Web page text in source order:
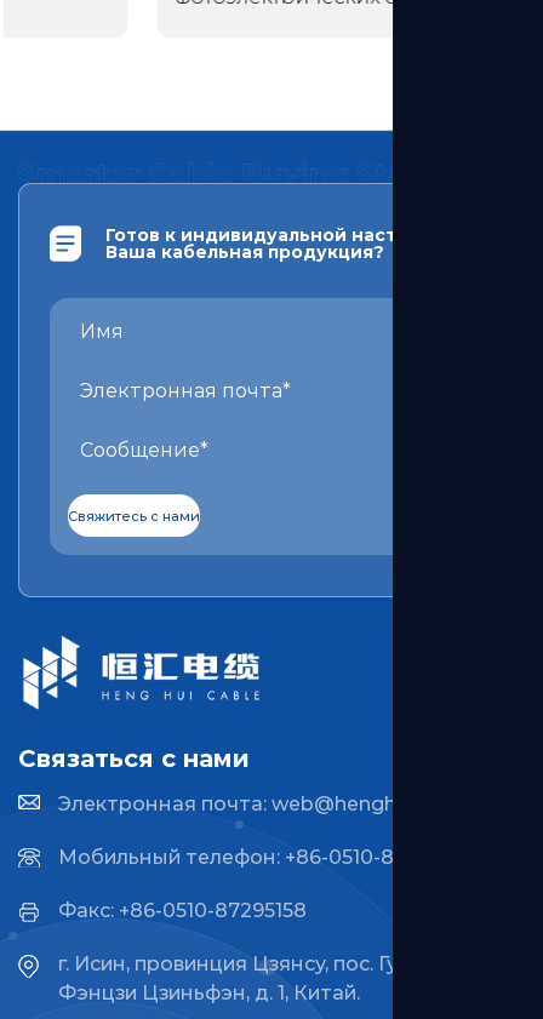
Готов к индивидуальной настройке
Ваша кабельная продукция?
Связаться с нами
Электронная почта: web@henghuicable.cn
Мобильный телефон: +86-0510-87296815
Факс: +86-0510-87295158
г. Исин, провинция Цзянсу, пос. Гуаньлинь, ул.
Фэнцзи Цзиньфэн, д. 1, Китай.